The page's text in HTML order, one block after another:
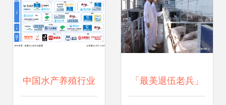
中国水产养殖行业 「最美退伍老兵」